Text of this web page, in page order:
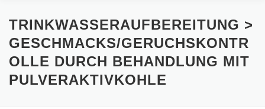
UNTERNEHMEN PRODUKTE ERSATZTEILE
ANWENDUNGEN REFERENZEN GALERIE
TRINKWASSERAUFBEREITUNG >
GESCHMACKS/GERUCHSKONTR
OLLE DURCH BEHANDLUNG MIT
PULVERAKTIVKOHLE